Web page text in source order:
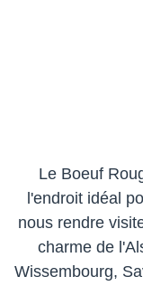
Le Boeuf
l'endroit idéal
nous rendre
charme de
Wissembourg,